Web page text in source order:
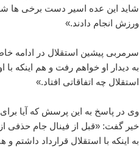
شاید این عده اسیر دست برخی ها
ورزش انجام دادند.»
سرمربی پیشین استقلال در ادامه
به دیدار او خواهم رفت و هم اینکه با
استقلال چه اتفاقاتی افتاد.»
وی در پاسخ به این پرسش که آیا برای
خیر گفت: «قبل از فینال جام حذفی
به اینکه با استقلال قرارداد داشتم و